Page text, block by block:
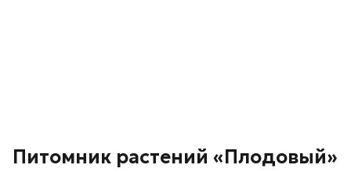
Питомник растений «Плодовый»